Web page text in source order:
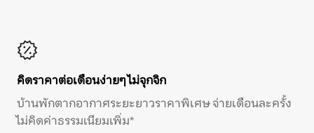
คิดราคาต่อเดือนง่ายๆ ไม่จุกจิก
บ้านพักตากอากาศระยะยาวราคาพิเศษ จ่ายเดือนละครั้ง
ไม่คิดค่าธรรมเนียมเพิ่ม*